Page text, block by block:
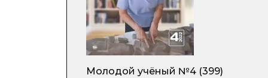
Молодой учёный №4 (399)